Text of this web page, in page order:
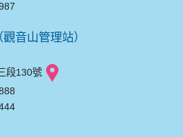
音山管理站）
段130號